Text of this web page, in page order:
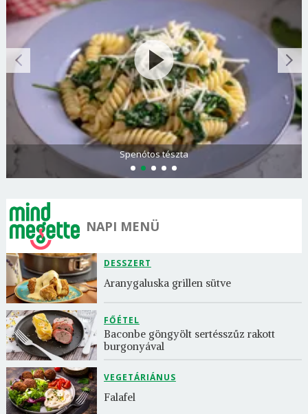
Olasz és görög paradicsomsaláta
NAPI MENÜ
DESSZERT
Aranygaluska grillen sütve
FŐÉTEL
Baconbe göngyölt sertésszűz rakott
burgonyával
VEGETÁRIÁNUS
Falafel